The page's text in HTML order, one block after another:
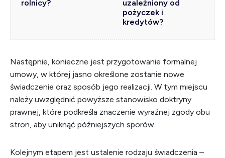
rolnicy?
uzależniony od
pożyczek i
kredytów?
Następnie, konieczne jest przygotowanie formalnej
umowy, w której jasno określone zostanie nowe
świadczenie oraz sposób jego realizacji. W tym miejscu
należy uwzględnić powyższe stanowisko doktryny
prawnej, które podkreśla znaczenie wyraźnej zgody obu
stron, aby uniknąć późniejszych sporów.
Kolejnym etapem jest ustalenie rodzaju świadczenia –